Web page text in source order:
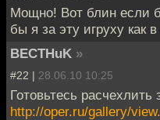
Мощно! Вот блин если
бы я за эту игруху как
BECTHuK »
#22 | 28.06.10 10:25
Готовьтесь
http://oper.ru/gallery/